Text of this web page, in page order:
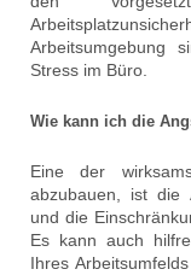
Arbeitsumgebung
Stress im Büro.
Wie kann ich die
Eine der
abzubauen, ist die
und die
Es kann auch
Ihres